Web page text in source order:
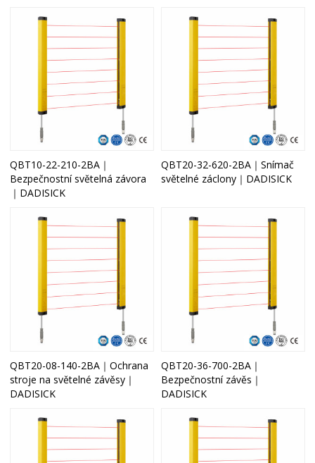
QBT10-22-210-2BA｜
Bezpečnostní světelná závora
｜DADISICK
QBT20-32-620-2BA｜Snímač
světelné záclony｜DADISICK
QBT20-08-140-2BA｜Ochrana
stroje na světelné závěsy｜
DADISICK
QBT20-36-700-2BA｜
Bezpečnostní závěs｜
DADISICK